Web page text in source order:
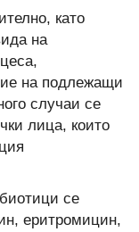
като
на
на подлежащи
случаи се
лица, които
се
еритромицин,